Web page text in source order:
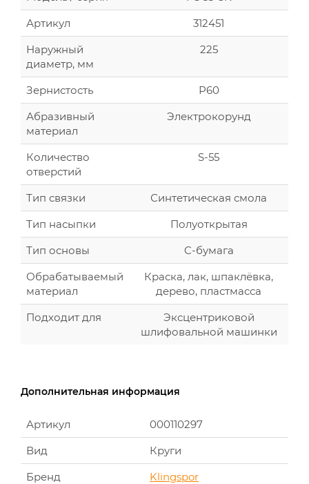
Артикул
312451
Наружный
диаметр, мм
225
Зернистость
Р60
Абразивный
материал
Электрокорунд
Количество
отверстий
S-55
Тип связки
Синтетическая смола
Тип насыпки
Полуоткрытая
Тип основы
C-бумага
Обрабатываемый
материал
Краска, лак, шпаклёвка,
дерево, пластмасса
Подходит для
Эксцентриковой
шлифовальной машинки
Дополнительная информация
Артикул
000110297
Вид
Круги
Бренд
Klingspor